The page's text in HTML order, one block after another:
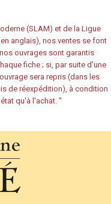
(SLAM) et de la Ligue
anglais), nos ventes se font
ouvrages sont garantis
fiche ; si, par suite d'une
sera repris (dans les
de réexpédition), à condition
qu'à l'achat. "